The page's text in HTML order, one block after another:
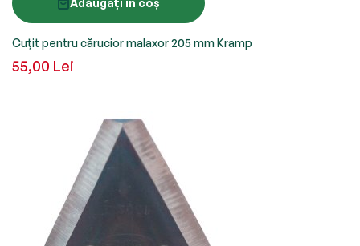
Adăugați in coș
Cuțit pentru cărucior malaxor 205 mm Kramp
55,00 Lei